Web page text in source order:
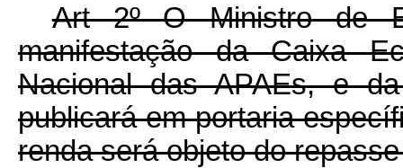
Art 2º O Ministro de
manifestação da Caixa
Nacional das APAEs, e
publicará em portaria
renda será objeto do